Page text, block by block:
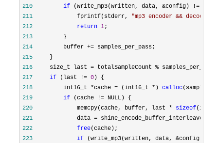
210
if (write_mp3(written, data, &config) !=
211
             fprintf(stderr,
"mp3 encoder &&
212
return 1
213
214
         buffer +=
215
216
     size_t last = totalSampleCount %
217
if (last != 0
218
         int16_t *cache = (int16_t *)
calloc
219
if (cache !=
220
             memcpy(cache, buffer, last *
sizeof
221
data =
222
free
223
if (write_mp3(written, data, &config) !=